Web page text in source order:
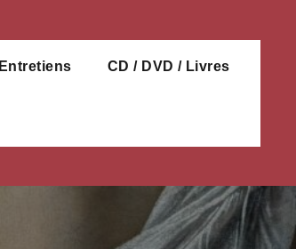
Entretiens CD / DVD / Livres